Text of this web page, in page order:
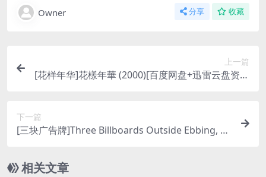
Owner 分享 收藏
上一篇
[花样年华]花樣年華 (2000)[百度网盘+迅雷云盘资源
下一篇
[三块广告牌]Three Billboards Outside Ebbing, Mi
未删减][MP4/7.3GB][中英字幕]
相关文章